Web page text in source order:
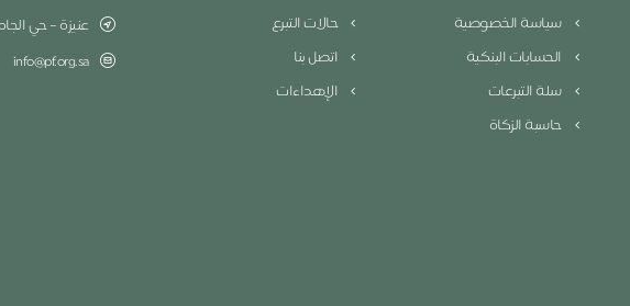
سياسة الخصوصية
حالات التبرع
الحسابات البنكية
اتصل بنا
سلة التبرعات
الإهداءات
حاسبة الزكاة
عنيزة – حي
info@pf.org.sa